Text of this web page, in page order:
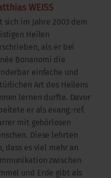
WEISS
sich im Jahre 2003 dem
Heilen
als er bei
Bonanomi die
einfache und
Art des Heilens
lernen durfte. Davor
er als evang.-ref.
mit gehörlosen
Diese lehrten
dass es viel mehr an
zwischen
und Erde gibt als